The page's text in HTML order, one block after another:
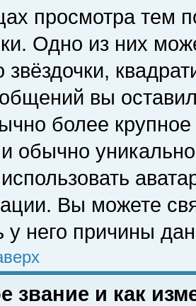
просмотра тем
Одно из них
звёздочки,
вы
более
обычно
Вы можете
у него причины
звание и как